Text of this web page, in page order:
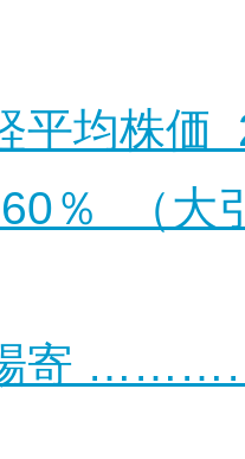
平均株価
％ （大
寄